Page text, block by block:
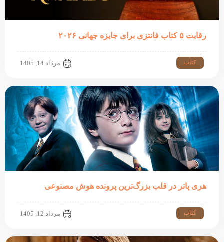
رقابت ۵ کتاب فانتزی برای جایزه جهانی ۲۰۲۶
کتاب مرداد 14, 1405
هری پاتر در قلب بزرگ‌ترین پرونده هوش مصنوعی
کتاب مرداد 12, 1405